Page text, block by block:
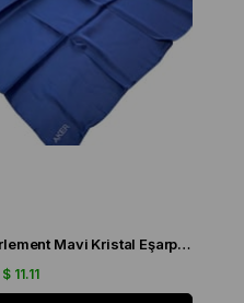
Aker Parlement Mavi Kristal Eşarp 1070900 - 922
$ 11.11